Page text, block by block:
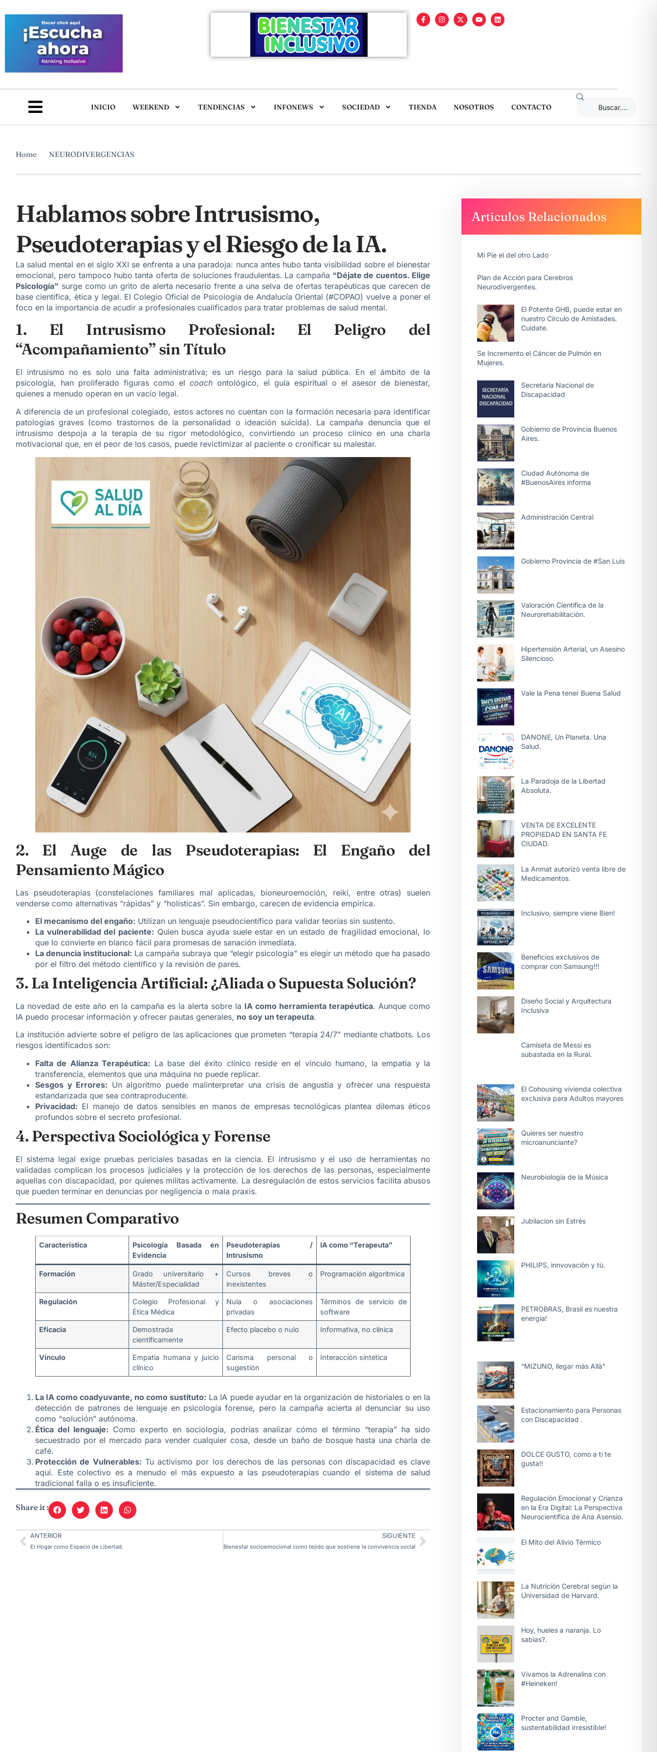
INICIO WEEKEND TENDENCIAS INFONEWS SOCIEDAD TIENDA NOSOTROS CONTACTO
Home NEURODIVERGENCIAS
Hablamos sobre Intrusismo,
Pseudoterapias y el Riesgo de la IA.
La salud mental en el siglo XXI se enfrenta a una paradoja: nunca antes hubo tanta visibilidad sobre el bienestar
emocional, pero tampoco hubo tanta oferta de soluciones fraudulentas. La campaña “Déjate de cuentos. Elige
Psicología” surge como un grito de alerta necesario frente a una selva de ofertas terapéuticas que carecen de
base científica, ética y legal. El Colegio Oficial de Psicología de Andalucía Oriental (#COPAO) vuelve a poner el
foco en la importancia de acudir a profesionales cualificados para tratar problemas de salud mental.
1. El Intrusismo Profesional: El Peligro del
“Acompañamiento” sin Título
El intrusismo no es solo una falta administrativa; es un riesgo para la salud pública. En el ámbito de la
psicología, han proliferado figuras como el coach ontológico, el guía espiritual o el asesor de bienestar,
quienes a menudo operan en un vacío legal.
A diferencia de un profesional colegiado, estos actores no cuentan con la formación necesaria para identificar
patologías graves (como trastornos de la personalidad o ideación suicida). La campaña denuncia que el
intrusismo despoja a la terapia de su rigor metodológico, convirtiendo un proceso clínico en una charla
motivacional que, en el peor de los casos, puede revictimizar al paciente o cronificar su malestar.
2. El Auge de las Pseudoterapias: El Engaño del
Pensamiento Mágico
Las pseudoterapias (constelaciones familiares mal aplicadas, bioneuroemoción, reiki, entre otras) suelen
venderse como alternativas “rápidas” y “holísticas”. Sin embargo, carecen de evidencia empírica.
El mecanismo del engaño: Utilizan un lenguaje pseudocientífico para validar teorías sin sustento.
La vulnerabilidad del paciente: Quien busca ayuda suele estar en un estado de fragilidad emocional, lo
que lo convierte en blanco fácil para promesas de sanación inmediata.
La denuncia institucional: La campaña subraya que “elegir psicología” es elegir un método que ha pasado
por el filtro del método científico y la revisión de pares.
3. La Inteligencia Artificial: ¿Aliada o Supuesta Solución?
La novedad de este año en la campaña es la alerta sobre la IA como herramienta terapéutica. Aunque como
IA puedo procesar información y ofrecer pautas generales, no soy un terapeuta.
La institución advierte sobre el peligro de las aplicaciones que prometen “terapia 24/7” mediante chatbots. Los
riesgos identificados son:
Falta de Alianza Terapéutica: La base del éxito clínico reside en el vínculo humano, la empatía y la
transferencia, elementos que una máquina no puede replicar.
Sesgos y Errores: Un algoritmo puede malinterpretar una crisis de angustia y ofrecer una respuesta
estandarizada que sea contraproducente.
Privacidad: El manejo de datos sensibles en manos de empresas tecnológicas plantea dilemas éticos
profundos sobre el secreto profesional.
4. Perspectiva Sociológica y Forense
El sistema legal exige pruebas periciales basadas en la ciencia. El intrusismo y el uso de herramientas no
validadas complican los procesos judiciales y la protección de los derechos de las personas, especialmente
aquellas con discapacidad, por quienes militas activamente. La desregulación de estos servicios facilita abusos
que pueden terminar en denuncias por negligencia o mala praxis.
Resumen Comparativo
Característica
Psicología Basada en
Evidencia
Pseudoterapias /
Intrusismo
IA como “Terapeuta”
Formación
Grado universitario +
Máster/Especialidad
Cursos breves o
inexistentes
Programación algorítmica
Regulación
Colegio Profesional y
Ética Médica
Nula o asociaciones
privadas
Términos de servicio de
software
Eficacia
Demostrada
científicamente
Efecto placebo o nulo Informativa, no clínica
Vínculo
Empatía humana y juicio
clínico
Carisma personal o
sugestión
Interacción sintética
La IA como coadyuvante, no como sustituto: La IA puede ayudar en la organización de historiales o en la
detección de patrones de lenguaje en psicología forense, pero la campaña acierta al denunciar su uso
como “solución” autónoma.
Ética del lenguaje: Como experto en sociología, podrías analizar cómo el término “terapia” ha sido
secuestrado por el mercado para vender cualquier cosa, desde un baño de bosque hasta una charla de
café.
Protección de Vulnerables: Tu activismo por los derechos de las personas con discapacidad es clave
aquí. Este colectivo es a menudo el más expuesto a las pseudoterapias cuando el sistema de salud
tradicional falla o es insuficiente.
Share it :
ANTERIOR
El Hogar como Espacio de Libertad.
SIGUIENTE
Bienestar socioemocional como tejido que sostiene la convivencia social
Articulos Relacionados
Mi Pie el del otro Lado
Plan de Acción para Cerebros
Neurodivergentes.
El Potente GHB, puede estar en
nuestro Círculo de Amistades.
Cuidate.
Se Incremento el Cáncer de Pulmón en
Mujeres.
Secretarìa Nacional de
Discapacidad
Gobierno de Provincia Buenos
Aires.
Ciudad Autónoma de
#BuenosAires informa
Administración Central
Gobierno Provincia de #San Luis
Valoraciòn Cientifica de la
Neurorehabilitaciòn.
Hipertensiòn Arterial, un Asesino
Silencioso.
Vale la Pena tener Buena Salud
DANONE, Un Planeta. Una
Salud.
La Paradoja de la Libertad
Absoluta.
VENTA DE EXCELENTE
PROPIEDAD EN SANTA FE
CIUDAD.
La Anmat autorizò venta libre de
Medicamentos.
Inclusivo, siempre viene Bien!
Beneficios exclusivos de
comprar con Samsung!!!
Diseño Social y Arquitectura
Inclusiva
Camiseta de Messi es
subastada en la Rural.
El Cohousing vivienda colectiva
exclusiva para Adultos mayores
Quieres ser nuestro
microanunciante?
Neurobiología de la Música
Jubilacion sin Estrés
PHILIPS, innvovaciòn y tù.
PETROBRAS, Brasil es nuestra
energía!
“MIZUNO, llegar màs Allà”
Estacionamiento para Personas
con Discapacidad .
DOLCE GUSTO, como a ti te
gusta!!
Regulación Emocional y Crianza
en la Era Digital: La Perspectiva
Neurocientífica de Ana Asensio.
El Mito del Alivio Térmico
La Nutriciòn Cerebral segùn la
Universidad de Harvard.
Hoy, hueles a naranja. Lo
sabìas?.
Vivamos la Adrenalina con
#Heineken!
Procter and Gamble,
sustentabilidad irresistible!